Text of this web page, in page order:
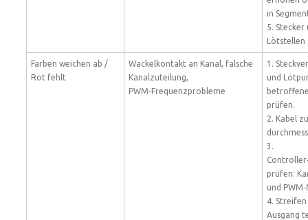
in
5. Stecker
Lötstellen
Farben weichen ab /
Rot fehlt
Wackelkontakt an Kanal, falsche
Kanalzuteilung,
PWM‑Frequenzprobleme
1.
und
prüfen.
2. Kabel
3.
prüfen:
und
4.
Ausgang